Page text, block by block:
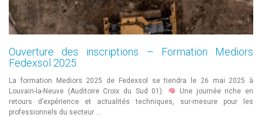
Ouverture des inscriptions – Formation Mediors
Fedexsol 2025
La formation Mediors 2025 de Fedexsol se tiendra le 26 mai 2025 à
Louvain-la-Neuve (Auditoire Croix du Sud 01).
Une journée riche en
retours d’expérience et actualités techniques, sur-mesure pour les
professionnels du secteur …